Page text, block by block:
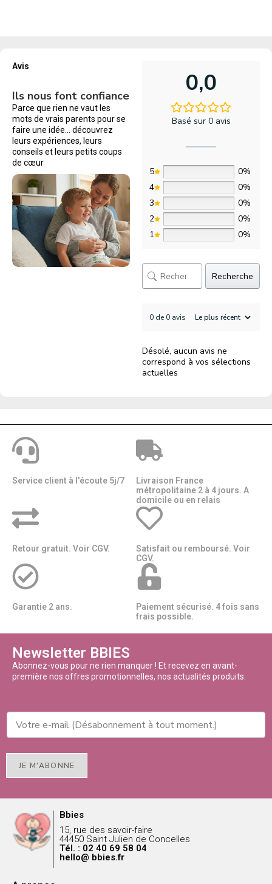
Avis
Ils nous font confiance
Parce que rien ne vaut les
mots de vrais parents pour se
faire une idée… découvrez
leurs expériences, leurs
conseils et leurs petits coups
de cœur
0,0
Basé sur 0 avis
5
0%
4
0%
3
0%
2
0%
1
0%
Recherche
0 de 0 avis
Désolé, aucun avis ne
correspond à vos sélections
actuelles
Service client à l'écoute 5j/7
Livraison France
métropolitaine 2 à 4 jours. A
domicile ou en relais​​
Retour gratuit. Voir CGV.
Satisfait ou remboursé. Voir
CGV.
Garantie 2 ans.
Paiement sécurisé. 4 fois sans
frais possible.
Newsletter BBIES
Abonnez-vous pour ne rien manquer ! Et recevez en avant-
première nos offres promotionnelles, nos actualités produits.
JE M'ABONNE
Bbies
15, rue des savoir-faire
44450 Saint Julien de Concelles
Tél. : 02 40 69 58 04
hello@ bbies.fr